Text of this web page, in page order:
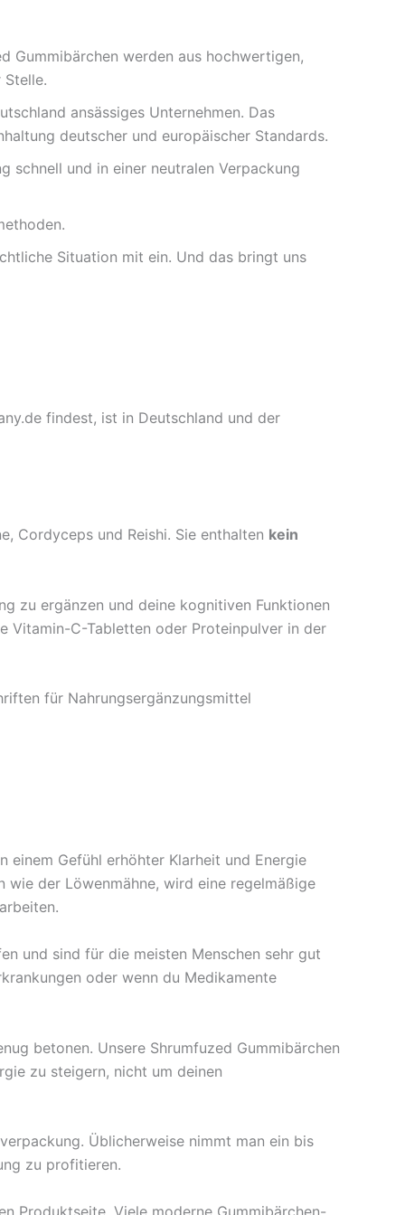
Gummibärchen werden aus hochwertigen,
ansässiges Unternehmen. Das
deutscher und europäischer Standards.
schnell und in einer neutralen Verpackung
Situation mit ein. Und das bringt uns
findest, ist in Deutschland und der
Cordyceps und Reishi. Sie enthalten kein
zu ergänzen und deine kognitiven Funktionen
Vitamin-C-Tabletten oder Proteinpulver in der
für Nahrungsergänzungsmittel
Gefühl erhöhter Klarheit und Energie
wie der Löwenmähne, wird eine regelmäßige
und sind für die meisten Menschen sehr gut
oder wenn du Medikamente
betonen. Unsere Shrumfuzed Gummibärchen
zu steigern, nicht um deinen
Üblicherweise nimmt man ein bis
zu profitieren.
Produktseite. Viele moderne Gummibärchen-